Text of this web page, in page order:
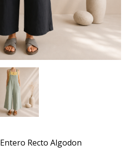
Entero Recto Algodon